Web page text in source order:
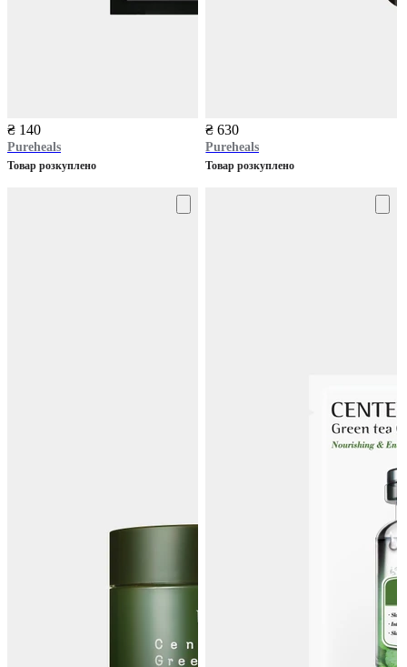
₴ 140
Pureheals
Товар розкуплено
₴ 630
Pureheals
Товар розкуплено